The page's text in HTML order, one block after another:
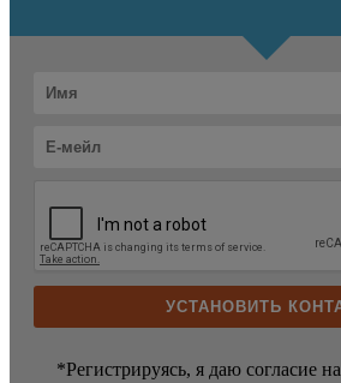
*Регистрируясь, я даю согласие на